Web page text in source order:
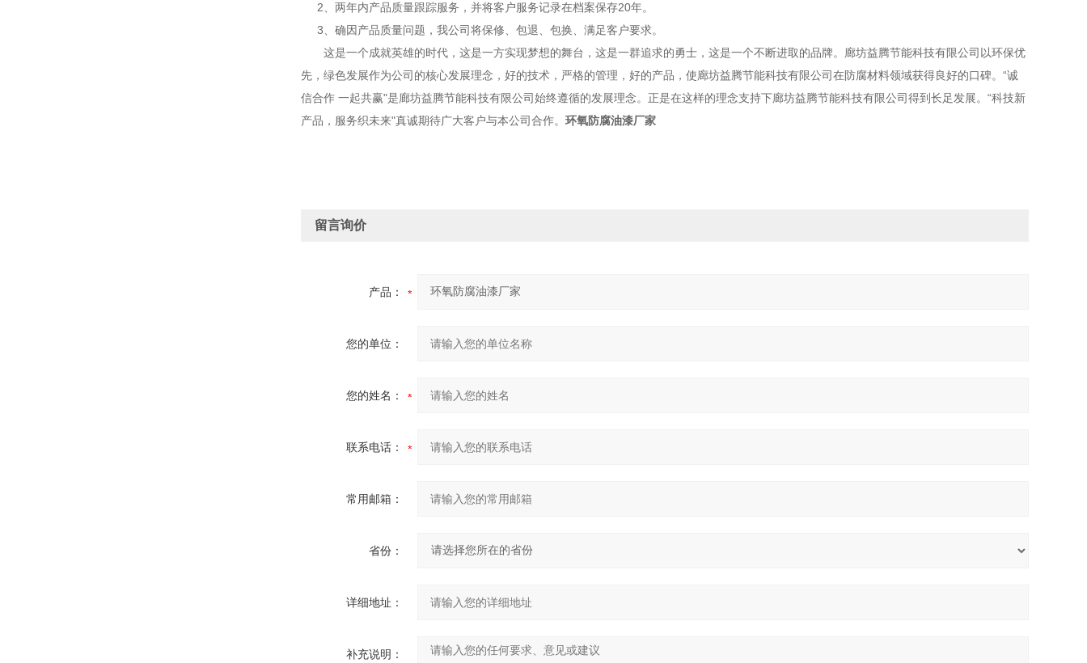
2、两年内产品质量跟踪服务，并将客户服务记录在档案保存20年。
3、确因产品质量问题，我公司将保修、包退、包换、满足客户要求。
这是一个成就英雄的时代，这是一方实现梦想的舞台，这是一群追求的勇士，这是一个不断进取的品牌。廊坊益腾节能科技有限公司以环保优
先，绿色发展作为公司的核心发展理念，好的技术，严格的管理，好的产品，使廊坊益腾节能科技有限公司在防腐材料领域获得良好的口碑。“诚
信合作 一起共赢"是廊坊益腾节能科技有限公司始终遵循的发展理念。正是在这样的理念支持下廊坊益腾节能科技有限公司得到长足发展。“科技新
产品，服务织未来"真诚期待广大客户与本公司合作。 环氧防腐油漆厂家
留言询价
产品：
您的单位：
您的姓名：
联系电话：
常用邮箱：
省份：
详细地址：
补充说明：